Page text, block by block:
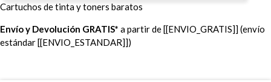
Cartuchos de tinta y toners baratos
Envío y Devolución GRATIS* a partir de [[ENVIO_GRATIS]] (envío
estándar [[ENVIO_ESTANDAR]])